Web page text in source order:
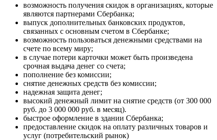
возможность получения скидок в организациях, которые
являются партнерами Сбербанка;
выпуск дополнительных банковских продуктов,
связанных с основным счетом в Сбербанке;
возможность пользоваться денежными средствами на
счете по всему миру;
в случае потери карточки может быть произведена
срочная выдача денег со счета;
пополнение без комиссии;
снятие денежных средств без комиссии;
надежная защита денег;
высокий денежный лимит на снятие средств (от 300 000
руб. до 3 000 000 руб. в месяц).
быстрое оформление в здании Сбербанка;
предоставление скидок на оплату различных товаров и
услуг (потребительский рынок)